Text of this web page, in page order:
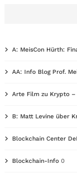
A: MeisCon Hürth:
AA: Info Blog Prof.
Arte Film zu Krypto
B: Matt Levine über
Blockchain Center
Blockchain-Info 0